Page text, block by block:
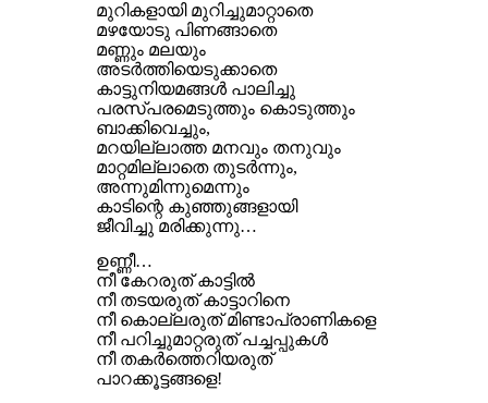
മുറികളായി മുറിച്ചുമാറ്റാതെ
മഴയോടു പിണങ്ങാതെ
മണ്ണും മലയും
അടർത്തിയെടുക്കാതെ
കാട്ടുനിയമങ്ങൾ പാലിച്ചു
പരസ്പരമെടുത്തും കൊടുത്തും
ബാക്കിവെച്ചും,
മറയില്ലാത്ത മനവും തനുവും
മാറ്റമില്ലാതെ തുടർന്നും,
അന്നുമിന്നുമെന്നും
കാടിന്റെ കുഞ്ഞുങ്ങളായി
ജീവിച്ചു മരിക്കുന്നു…
ഉണ്ണീ…
നീ കേറരുത് കാട്ടിൽ
നീ തടയരുത് കാട്ടാറിനെ
നീ കൊല്ലരുത് മിണ്ടാപ്രാണികളെ
നീ പറിച്ചുമാറ്റരുത് പച്ചപ്പുകൾ
നീ തകർത്തെറിയരുത്
പാറക്കൂട്ടങ്ങളെ!